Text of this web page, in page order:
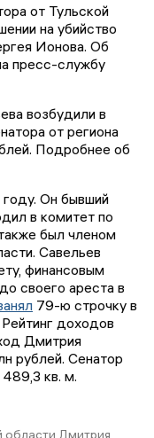
от Тульской
на убийство
Ионова. Об
пресс-службу
возбудили в
от региона
Подробнее об
Он бывший
в комитет по
был членом
Савельев
финансовым
своего ареста в
79-ю строчку в
доходов
Дмитрия
рублей. Сенатор
кв. м.
области Дмитрия